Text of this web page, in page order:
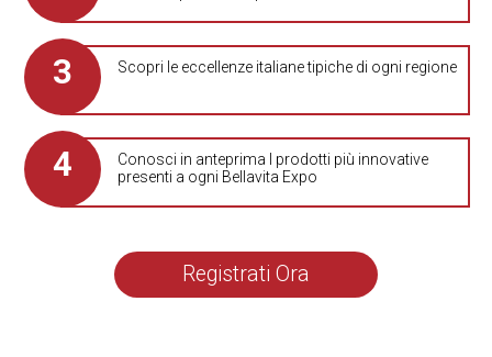
Scopri le eccellenze italiane tipiche di ogni regione
Conosci in anteprima I prodotti più innovative
presenti a ogni Bellavita Expo
Registrati Ora